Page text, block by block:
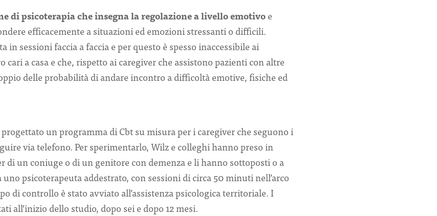
di psicoterapia che insegna la regolazione a livello emotivoe
efficacemente a situazioni ed emozioni stressanti o difficili.
sessioni faccia a faccia e per questo è spesso inaccessibile ai
cari a casa e che, rispetto ai caregiver che assistono pazienti con altre
delle probabilità di andare incontro a difficoltà emotive, fisiche ed
un programma di Cbt su misura per i caregiver che seguono i
via telefono. Per sperimentarlo, Wilz e colleghi hanno preso in
di un coniuge o di un genitore con demenza e li hanno sottoposti o a
psicoterapeuta addestrato, con sessioni di circa 50 minuti nell’arco
di controllo è stato avviato all’assistenza psicologica territoriale. I
all’inizio dello studio, dopo sei e dopo 12 mesi.